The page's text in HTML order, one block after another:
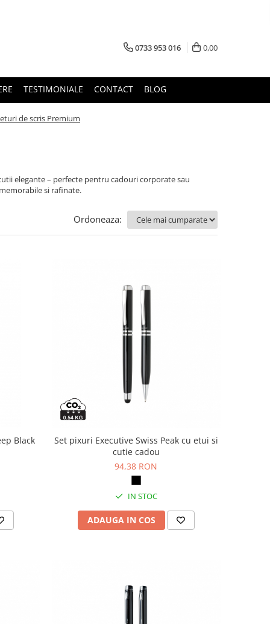
0733 953 016 0,00
TESTIMONIALE CONTACT BLOG
de scris Premium
elegante – perfecte pentru cadouri corporate sau
si rafinate.
Ordoneaza:
Black
Set pixuri Executive Swiss Peak cu etui si
cutie cadou
94,38 RON
IN STOC
ADAUGA IN COS